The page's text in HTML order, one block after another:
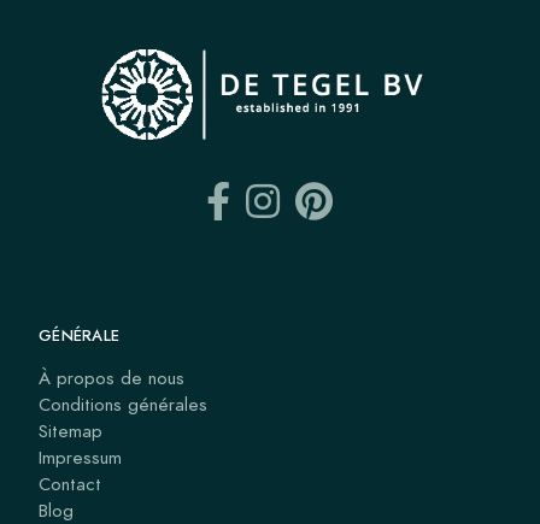
GÉNÉRALE
À propos de nous
Conditions générales
Sitemap
Impressum
Contact
Blog